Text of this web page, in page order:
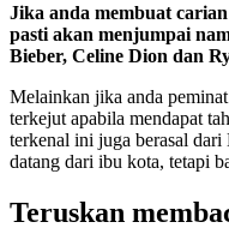
Jika anda membuat
pasti akan menjumpai
Bieber, Celine Dion dan
Melainkan jika anda
terkejut apabila mendapat
terkenal ini juga berasal
datang dari ibu kota, tetapi
Teruskan